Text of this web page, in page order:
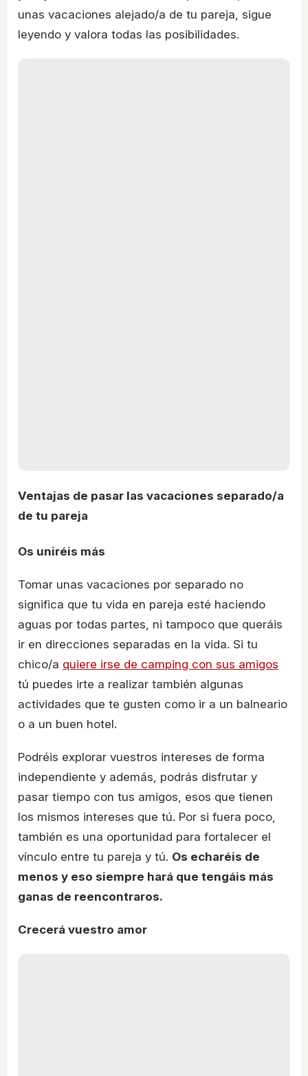
unas vacaciones alejado/a de tu pareja, sigue
leyendo y valora todas las posibilidades.
Ventajas de pasar las vacaciones separado/a
de tu pareja
Os uniréis más
Tomar unas vacaciones por separado no
significa que tu vida en pareja esté haciendo
aguas por todas partes, ni tampoco que queráis
ir en direcciones separadas en la vida. Si tu
chico/a quiere irse de camping con sus amigos
tú puedes irte a realizar también algunas
actividades que te gusten como ir a un balneario
o a un buen hotel.
Podréis explorar vuestros intereses de forma
independiente y además, podrás disfrutar y
pasar tiempo con tus amigos, esos que tienen
los mismos intereses que tú. Por si fuera poco,
también es una oportunidad para fortalecer el
vínculo entre tu pareja y tú. Os echaréis de
menos y eso siempre hará que tengáis más
ganas de reencontraros.
Crecerá vuestro amor